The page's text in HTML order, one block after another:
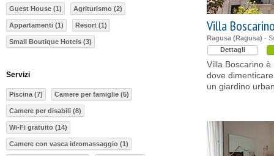
Villa
Ragusa (Ragusa) -
Dettagli
Villa Boscarino
dove
un giardino
Guest House (1) Agriturismo (2)
Appartamenti (1) Resort (1)
Small Boutique Hotels (3)
Servizi
Piscina (7) Camere per famiglie (5)
Camere per disabili (8)
Wi-Fi gratuito (14)
Camere con vasca idromassaggio (1)